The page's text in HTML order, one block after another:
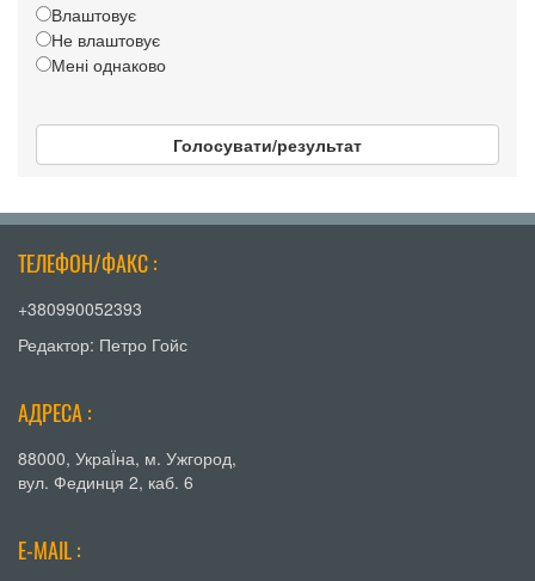
Влаштовує
Не влаштовує
Мені однаково
Голосувати/результат
ТЕЛЕФОН/ФАКС :
+380990052393
Редактор: Петро Гойс
АДРЕСА :
88000, УкраЇна, м. Ужгород,
вул. Фединця 2, каб. 6
E-MAIL :